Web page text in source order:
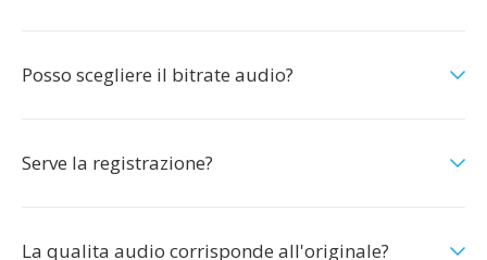
Posso scegliere il bitrate audio?
Serve la registrazione?
La qualita audio corrisponde all'originale?